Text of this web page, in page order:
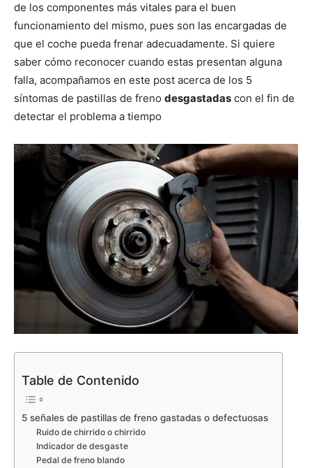
de los componentes más vitales para el buen
funcionamiento del mismo, pues son las encargadas de
que el coche pueda frenar adecuadamente. Si quiere
saber cómo reconocer cuando estas presentan alguna
falla, acompañamos en este post acerca de los 5
síntomas de pastillas de freno desgastadas con el fin de
detectar el problema a tiempo
Table de Contenido
5 señales de pastillas de freno gastadas o defectuosas
Ruido de chirrido o chirrido
Indicador de desgaste
Pedal de freno blando